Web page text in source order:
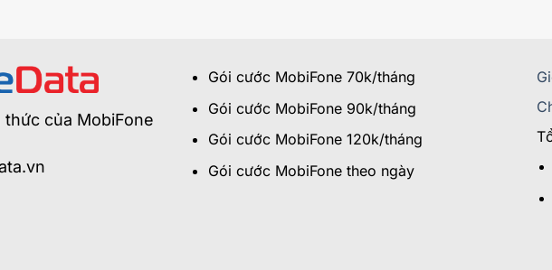
của MobiFone
Gói cước MobiFone 70k/tháng
Gói cước MobiFone 90k/tháng
Gói cước MobiFone 120k/tháng
Gói cước MobiFone theo ngày